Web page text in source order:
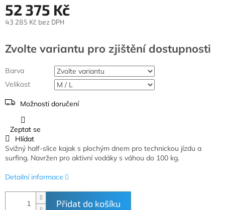
52 375 Kč
43 285 Kč bez DPH
cena:
Zvolte variantu
Barva
Velikost
Možnosti doručení
Přidat do košíku
Svižný half-slice kajak s plochým dnem pro technickou jízdu a
surfing. Navržen pro aktivní vodáky s váhou do 100 kg.
Detailní informace
Zeptat se
Hlídat